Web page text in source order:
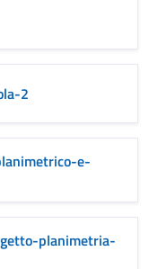
2
e-
planimetria-